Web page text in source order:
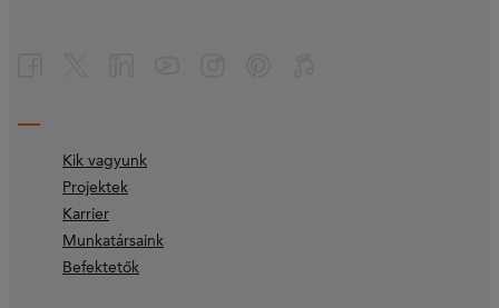
Kik vagyunk
Projektek
Karrier
Munkatársaink
Befektetők